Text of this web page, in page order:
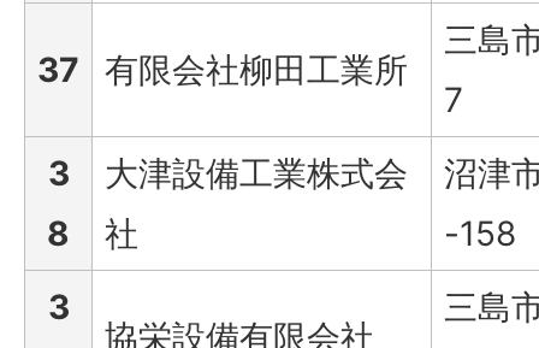
37 有限会社柳田工業所
三島
7
3
8
大津設備工業株式会
社
沼津
-158
3
協栄設備有限会社
三島